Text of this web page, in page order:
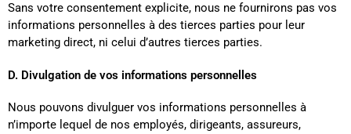
Sans votre consentement explicite, nous ne fournirons pas vos
informations personnelles à des tierces parties pour leur
marketing direct, ni celui d’autres tierces parties.
D. Divulgation de vos informations personnelles
Nous pouvons divulguer vos informations personnelles à
n’importe lequel de nos employés, dirigeants, assureurs,